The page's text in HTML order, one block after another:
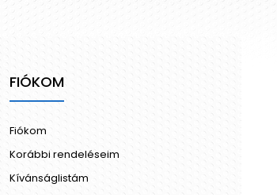
FIÓKOM
Fiókom
Korábbi rendeléseim
Kívánságlistám